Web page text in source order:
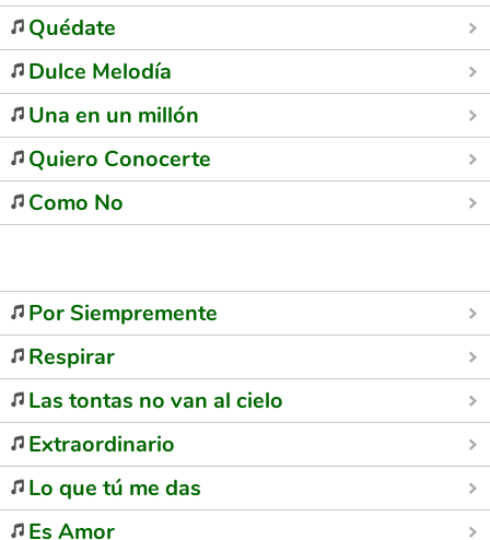
Quédate
Dulce Melodía
Una en un millón
Quiero Conocerte
Como No
Por Siempremente
Respirar
Las tontas no van al cielo
Extraordinario
Lo que tú me das
Es Amor